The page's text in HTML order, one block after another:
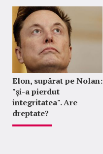
Elon, supărat pe Nolan:
"şi-a pierdut
integritatea". Are
dreptate?